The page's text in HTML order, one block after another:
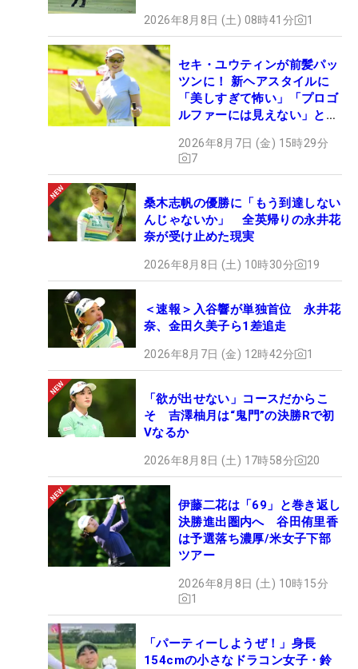
2026年8月8日 (土) 08時41分 1
セキ・ユウティンが前髪パッ
ツンに！ 新ヘアスタイルに
「美しすぎて怖い」「プロゴ
ルファーには見えない」とコ
2026年8月7日 (金) 15時29分
7
桑木志帆の優勝に「もう到達しない
んじゃないか」 全英帰りの永井花
奈が受け止めた現実
2026年8月8日 (土) 10時30分 19
＜速報＞入谷響が単独首位 永井花
奈、金田久美子ら1差追走
2026年8月7日 (金) 12時42分 1
「欲が出せない」コースだからこ
そ 吉澤柚月は“鬼門”の決勝Rで初
Vなるか
2026年8月8日 (土) 17時58分 20
伊藤二花は「69」と巻き返し
決勝進出圏内へ 谷田侑里香
は予選落ち濃厚/米女子下部
ツアー
2026年8月8日 (土) 10時15分
1
「パーティーしようぜ！」身長
154cmの小さなドラコン女子・鈴